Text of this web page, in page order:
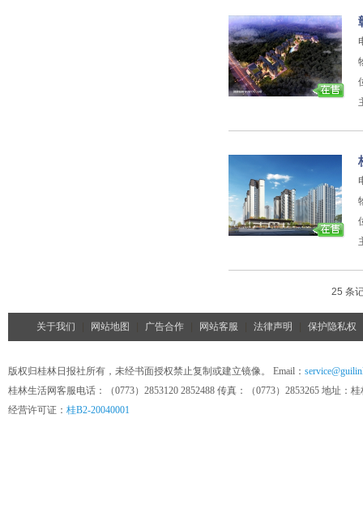
25 条
关于我们 网站地图 广告合作 网站客服 法律声明 保护隐私权
版权归桂林日报社所有，未经书面授权禁止复制或建立镜像。 Email：
桂林生活网客服电话：（0773）2853120 2852488 传真：（0773）2853265 地址
经营许可证： 桂B2-20040001